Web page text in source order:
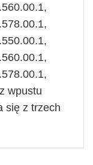
wpustu
się z trzech